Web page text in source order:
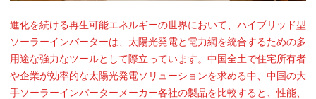
進化を続ける再生可能エネルギーの世界において、ハイブリッド型
ソーラーインバーターは、太陽光発電と電力網を統合するための多
用途な強力なツールとして際立っています。中国全土で住宅所有者
や企業が効率的な太陽光発電ソリューションを求める中、中国の大
手ソーラーインバーターメーカー各社の製品を比較すると、性能、